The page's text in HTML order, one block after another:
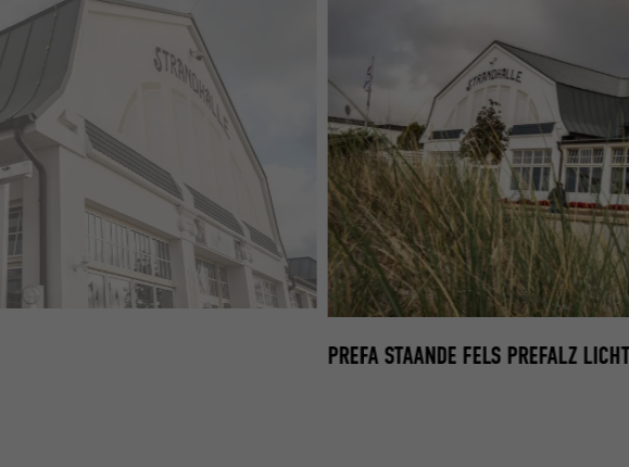
PREFA STAANDE FELS PREFALZ